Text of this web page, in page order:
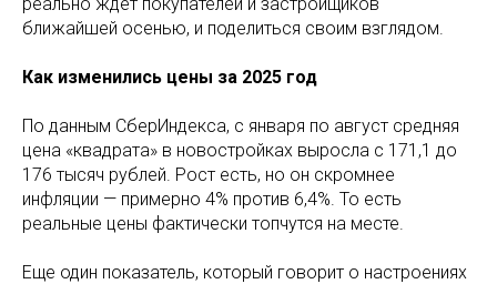
ближайшей осенью, и поделиться своим взглядом.
Как изменились цены за 2025 год
По данным СберИндекса, с января по август средняя
цена «квадрата» в новостройках выросла с 171,1 до
176 тысяч рублей. Рост есть, но он скромнее
инфляции — примерно 4% против 6,4%. То есть
реальные цены фактически топчутся на месте.
Еще один показатель, который говорит о настроениях